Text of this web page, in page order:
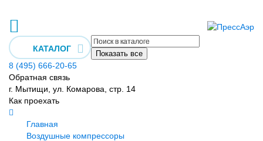
КАТАЛОГ
Показать все
8 (495) 666-20-65
Обратная связь
г. Мытищи, ул. Комарова, стр. 14
Как проехать
Главная
Воздушные компрессоры